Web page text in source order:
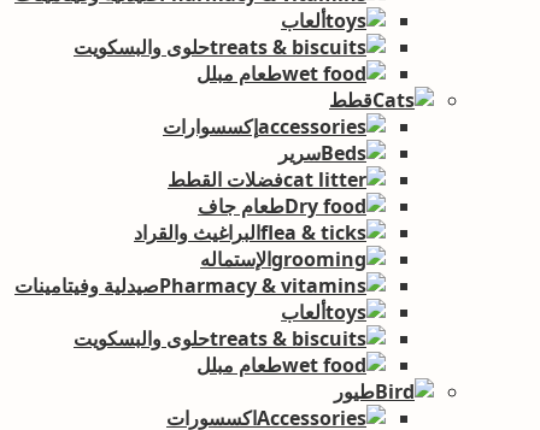
ألعاب
حلوى والبسكويت
طعام مبلل
قطط
إكسسوارات
سرير
فضلات القطط
طعام جاف
البراغيث والقراد
الإستماله
صيدلية وفيتامينات
ألعاب
حلوى والبسكويت
طعام مبلل
طيور
اكسسورات